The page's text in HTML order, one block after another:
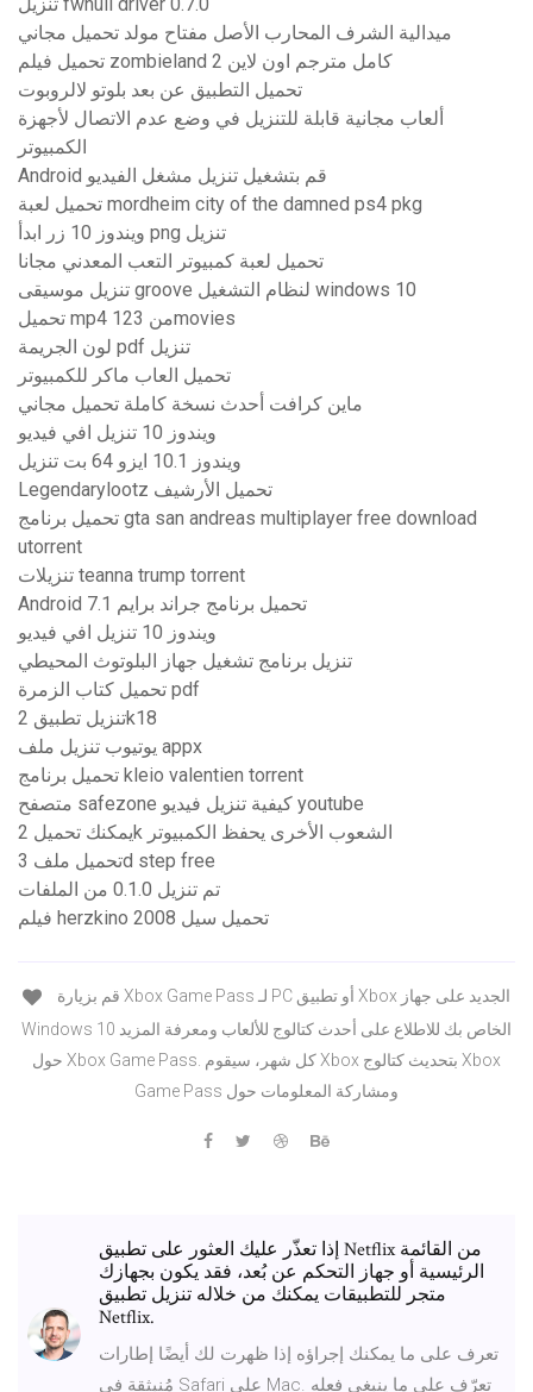
تنزيل fwnull driver 0.7.0
ميدالية الشرف المحارب الأصل مفتاح مولد تحميل مجاني
تحميل فيلم zombieland 2 كامل مترجم اون لاين
تحميل التطبيق عن بعد بلوتو لالروبوت
ألعاب مجانية قابلة للتنزيل في وضع عدم الاتصال لأجهزة
الكمبيوتر
Android قم بتشغيل تنزيل مشغل الفيديو
تحميل لعبة mordheim city of the damned ps4 pkg
ويندوز 10 زر ابدأ png تنزيل
تحميل لعبة كمبيوتر التعب المعدني مجانا
تنزيل موسيقى groove لنظام التشغيل windows 10
تحميل mp4 من 123movies
لون الجريمة pdf تنزيل
تحميل العاب ماكر للكمبيوتر
ماين كرافت أحدث نسخة كاملة تحميل مجاني
ويندوز 10 تنزيل افي فيديو
ويندوز 10.1 ايزو 64 بت تنزيل
Legendarylootz تحميل الأرشيف
تحميل برنامج gta san andreas multiplayer free download
utorrent
تنزيلات teanna trump torrent
Android 7.1 تحميل برنامج جراند برايم
ويندوز 10 تنزيل افي فيديو
تنزيل برنامج تشغيل جهاز البلوتوث المحيطي
تحميل كتاب الزمرة pdf
تنزيل تطبيق 2k18
يوتيوب تنزيل ملف appx
تحميل برنامج kleio valentien torrent
متصفح safezone كيفية تنزيل فيديو youtube
يمكنك تحميل 2k الشعوب الأخرى يحفظ الكمبيوتر
تحميل ملف 3d step free
تم تنزيل 0.1.0 من الملفات
فيلم herzkino 2008 تحميل سيل
Windows 10 الخاص بك للاطلاع على أحدث كتالوج للألعاب ومعرفة المزيد
حول Xbox Game Pass. كل شهر، سيقوم Xbox بتحديث كتالوج Xbox
Game Pass ومشاركة المعلومات حول
إذا تعذّر عليك العثور على تطبيق Netflix من القائمة
الرئيسية أو جهاز التحكم عن بُعد، فقد يكون بجهازك
متجر للتطبيقات يمكنك من خلاله تنزيل تطبيق
Netflix.
تعرف على ما يمكنك إجراؤه إذا ظهرت لك أيضًا إطارات
مُنبثقة في Safari على Mac. تعرّف على ما ينبغي فعله